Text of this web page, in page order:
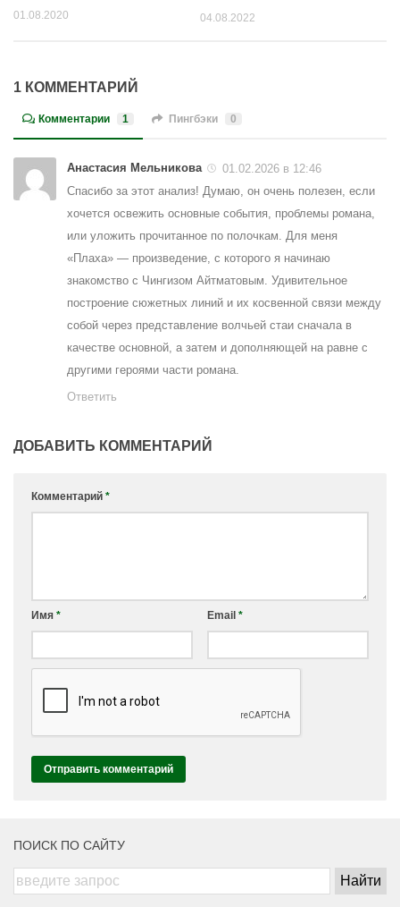
01.08.2020 04.08.2022
1 КОММЕНТАРИЙ
Комментарии 1 Пингбэки 0
Анастасия Мельникова
01.02.2026 в 12:46
Спасибо за этот анализ! Думаю, он очень полезен, если
хочется освежить основные события, проблемы романа,
или уложить прочитанное по полочкам. Для меня
«Плаха» — произведение, с которого я начинаю
знакомство с Чингизом Айтматовым. Удивительное
построение сюжетных линий и их косвенной связи между
собой через представление волчьей стаи сначала в
качестве основной, а затем и дополняющей на равне с
другими героями части романа.
Ответить
ДОБАВИТЬ КОММЕНТАРИЙ
Комментарий *
Имя * Email *
ПОИСК ПО САЙТУ